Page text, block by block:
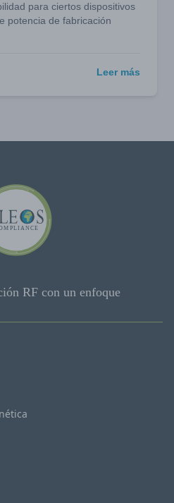
para ciertos dispositivos
potencia de fabricación
Leer más
RF con un enfoque